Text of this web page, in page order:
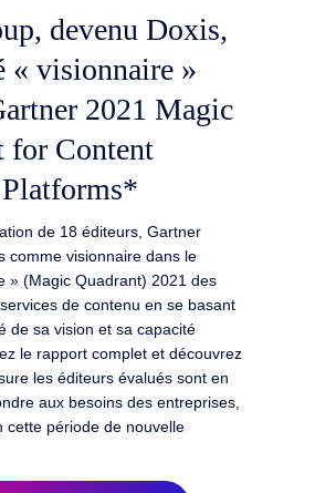
devenu Doxis,
« visionnaire »
2021 Magic
for Content
de 18 éditeurs, Gartner
comme visionnaire dans le
» (Magic Quadrant) 2021 des
de contenu en se basant
de sa vision et sa capacité
le rapport complet et découvrez
les éditeurs évalués sont en
aux besoins des entreprises,
cette période de nouvelle